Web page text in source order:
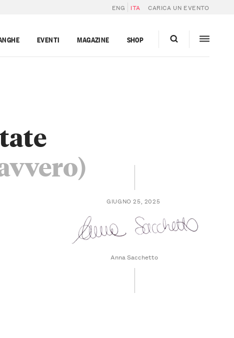
ENG ITA CARICA UN EVENTO
EVENTI MAGAZINE SHOP
GIUGNO 25, 2025
Anna Sacchetto